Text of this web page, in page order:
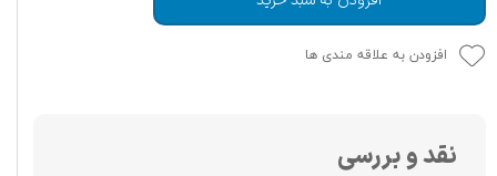
افزودن به علاقه مندی ها
نقد و بررسی